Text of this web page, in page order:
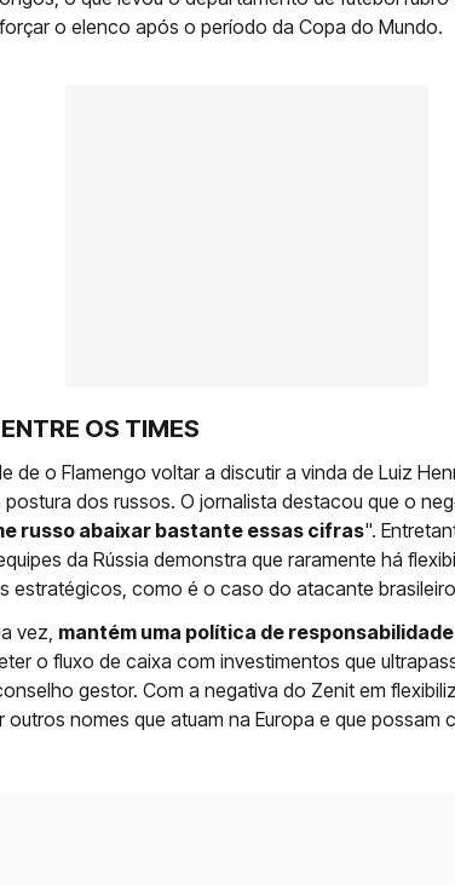
o elenco após o período da Copa do Mundo.
OS TIMES
de o Flamengo voltar a discutir a vinda de Luiz
postura dos russos. O jornalista destacou que o
russo abaixar bastante essas cifras".
da Rússia demonstra que raramente há
estratégicos, como é o caso do atacante
vez, mantém uma política de
o fluxo de caixa com investimentos que
gestor. Com a negativa do Zenit em
nomes que atuam na Europa e que possam